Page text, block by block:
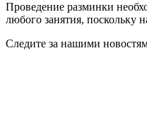
Проведение разминки
любого занятия, поскольку
Следите за нашими